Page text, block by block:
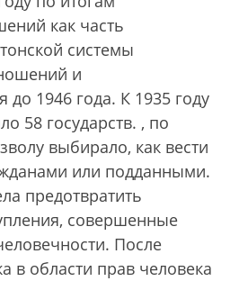
как часть
системы
и
1946 года. К 1935 году
58 государств. , по
выбирало, как вести
или подданными.
предотвратить
совершенные
После
в области прав человека